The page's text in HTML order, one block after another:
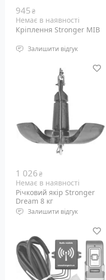
945₴
Немає в наявності
Кріплення Stronger MIB
Залишити відгук
лебідки до надувного
1 026₴
Немає в наявності
Річковий якір Stronger
Dream 8 кг
Залишити відгук
довжиною до 7 метрів